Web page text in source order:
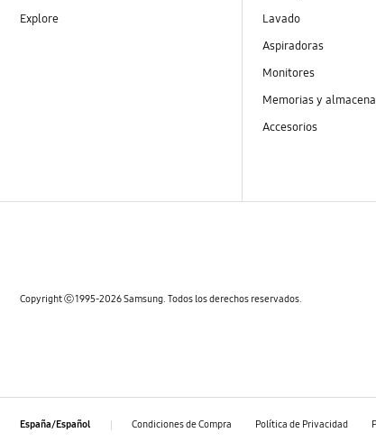
Explore
Lavado
Aspiradoras
Monitores
Memorias y
Accesorios
Copyright ⓒ 1995-2026 Samsung. Todos los derechos reservados.
España/Español Condiciones de Compra Política de Privacidad